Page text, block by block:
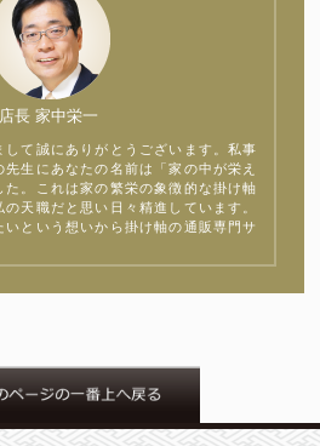
店長 家中栄一
して誠にありがとうございます。私事
生にあなたの名前は「家の中が栄え
た。これは家の繁栄の象徴的な掛け軸
天職だと思い日々精進しています。
という想いから掛け軸の通販専門サ